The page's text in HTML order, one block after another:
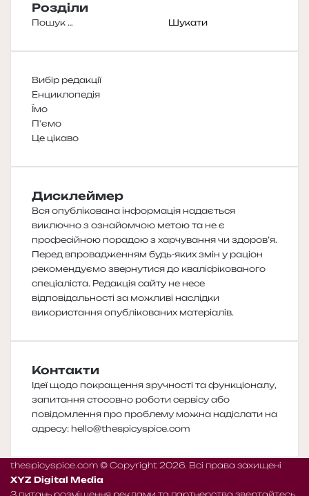
Розділи
Пошук:
Вибір редакції
Енциклопедія
Їмо
П'ємо
Це цікаво
Дисклеймер
Вся опублікована інформація надається
виключно з ознайомчою метою та не є
професійною порадою з харчування чи здоров’я.
Перед впровадженням будь-яких змін у раціон
рекомендуємо звернутися до кваліфікованого
спеціаліста. Редакція сайту не несе
відповідальності за можливі наслідки
використання опублікованих матеріалів.
Контакти
Ідеї щодо покращення зручності та функціоналу,
запитання стосовно роботи сервісу або
повідомлення про проблему можна надіслати на
адресу: hello@thespicyspice.com
thespicyspice.com © Copyright 2026. Всі права захищені
XYZ Digital Media